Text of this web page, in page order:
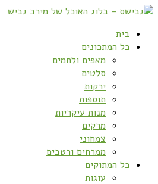
בית
כל המתכונים
מאפים ולחמים
סלטים
ירקות
תוספות
מנות עיקריות
מרקים
צמחוני
ממרחים ורטבים
כל המתוקים
עוגות